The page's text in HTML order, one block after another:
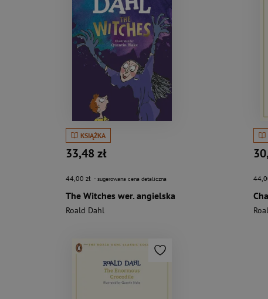
KSIĄŻKA
33,48 zł
44,00 zł - sugerowana cena detaliczna
The Witches wer. angielska
Roald Dahl